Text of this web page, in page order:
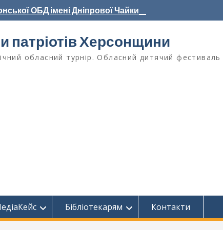
ОБД імені Дніпрової Чайки_
патріотів Херсонщини
обласний турнір. Обласний дитячий фестиваль
Бібліотекарям Контакти